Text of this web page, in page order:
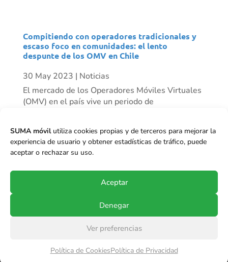
SUMA móvilutiliza cookies propias y de terceros para mejorar la
experiencia de usuario y obtener estadísticas de tráfico, puede
aceptar o rechazar su uso.
Aceptar
Denegar
Ver preferencias
Política de CookiesPolítica de Privacidad
Compitiendo con operadores tradicionales y
escaso foco en comunidades: el lento
despunte de los OMV en Chile
30 May 2023 | Noticias
El mercado de los Operadores Móviles Virtuales
(OMV) en el país vive un periodo de
Mundo Móvil que ha tenido un crecimiento
importante de clientes en el último tiempo, y se
proyecta...
Todos los derechos reservados.